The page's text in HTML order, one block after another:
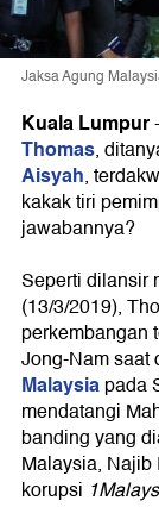
Jaksa Agung
Kuala Lumpur-
Thomas,
Aisyah,
kakak tiri
jawabannya?
Seperti dilansir
(13/3/2019),
perkembangan
Jong-Nam saat
Malaysiapada
mendatangi
banding yang
Malaysia,
korupsi